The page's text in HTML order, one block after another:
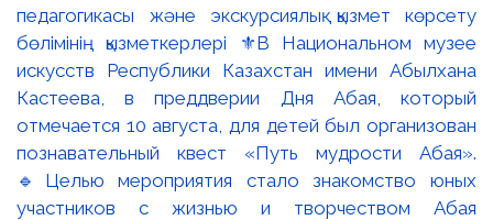
педагогикасы және экскурсиялық қызмет көрсету
бөлімінің қызметкерлері ⚜️В Национальном музее
искусств Республики Казахстан имени Абылхана
Кастеева, в преддверии Дня Абая, который
отмечается 10 августа, для детей был организован
познавательный квест «Путь мудрости Абая».
🔹Целью мероприятия стало знакомство юных
участников с жизнью и творчеством Абая